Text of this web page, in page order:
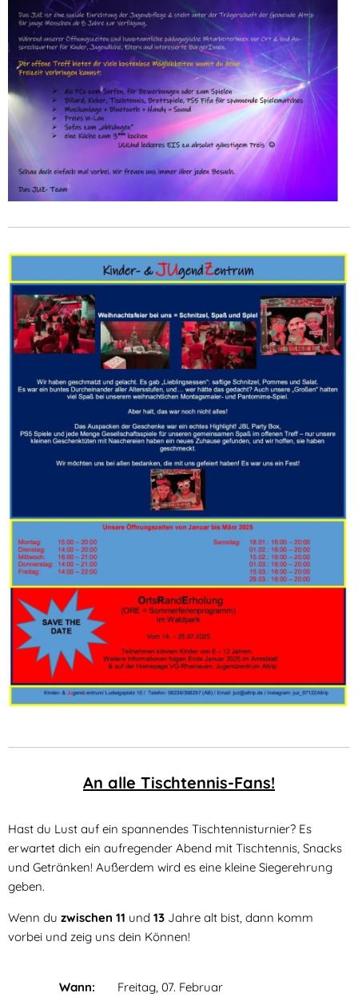
An alle Tischtennis-Fans!
Hast du Lust auf ein spannendes Tischtennisturnier? Es
erwartet dich ein aufregender Abend mit Tischtennis, Snacks
und Getränken! Außerdem wird es eine kleine Siegerehrung
geben.
Wenn du zwischen 11 und 13 Jahre alt bist, dann komm
vorbei und zeig uns dein Können!
Wann:
Freitag, 07. Februar